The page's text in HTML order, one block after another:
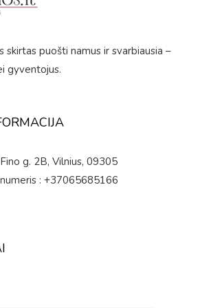
puošti namus ir svarbiausia –
gyventojus.
g. 2B, Vilnius, 09305
: +37065685166